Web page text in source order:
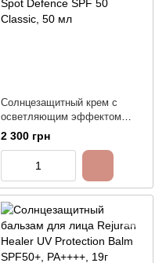
Солнцезащитный крем с
осветляющим эффектом
Instytutum Sunscription Dark
Spot Defence SPF 50 Classic,
2 300 грн